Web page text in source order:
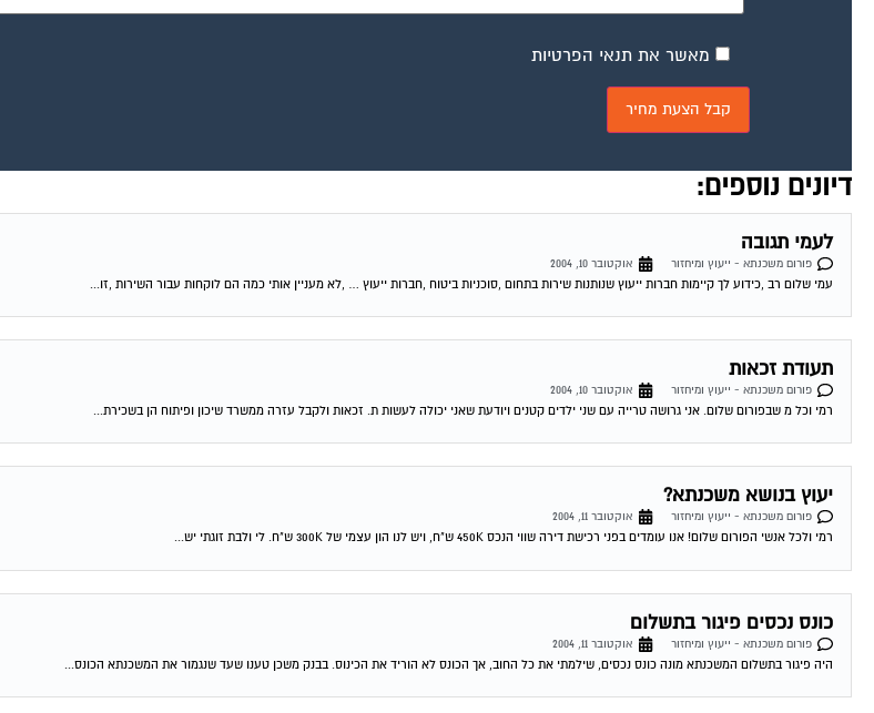
מאשר את תנאי הפרטיות
דיונים נוספים:
לעמי תגובה
פורום משכנתא - ייעוץ ומיחזור
אוקטובר 10, 2004
עמי שלום רב ,כידוע לך קיימות חברות ייעוץ שנותנות שירות בתחום ,סוכניות ביטוח ,חברות ייעוץ … ,לא מעניין אותי כמה הם לוקחות עבור השירות ,זו...
תעודת זכאות
פורום משכנתא - ייעוץ ומיחזור
אוקטובר 10, 2004
רמי וכל מ שבפורום שלום. אני גרושה טרייה עם שני ילדים קטנים ויודעת שאני יכולה לעשות ת. זכאות ולקבל עזרה ממשרד שיכון ופיתוח הן בשכירת...
יעוץ בנושא משכנתא?
פורום משכנתא - ייעוץ ומיחזור
אוקטובר 11, 2004
רמי ולכל אנשי הפורום שלום! אנו עומדים בפני רכישת דירה שווי הנכס 450K ש"ח, ויש לנו הון עצמי של 300K ש"ח. לי ולבת זוגתי יש...
כונס נכסים פיגור בתשלום
פורום משכנתא - ייעוץ ומיחזור
אוקטובר 11, 2004
היה פיגור בתשלום המשכנתא מונה כונס נכסים, שילמתי את כל החוב, אך הכונס לא הוריד את הכינוס. בבנק משכן טענו שעד שנגמור את המשכנתא הכונס...